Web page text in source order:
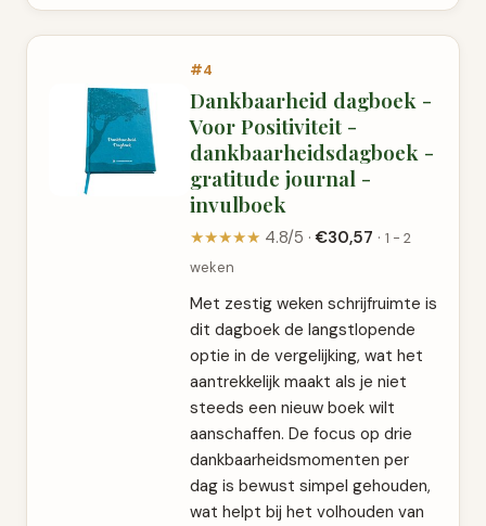
#4
Dankbaarheid dagboek -
Voor Positiviteit -
dankbaarheidsdagboek -
gratitude journal -
invulboek
★★★★★ 4.8/5 ·€30,57 · 1 - 2
weken
Met zestig weken schrijfruimte is
dit dagboek de langstlopende
optie in de vergelijking, wat het
aantrekkelijk maakt als je niet
steeds een nieuw boek wilt
aanschaffen. De focus op drie
dankbaarheidsmomenten per
dag is bewust simpel gehouden,
wat helpt bij het volhouden van